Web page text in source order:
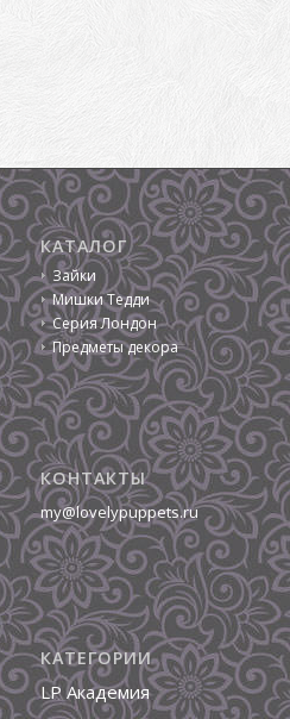
КАТАЛОГ
Зайки
Мишки Тедди
Серия Лондон
Предметы декора
КОНТАКТЫ
my@lovelypuppets.ru
КАТЕГОРИИ
LP Академия